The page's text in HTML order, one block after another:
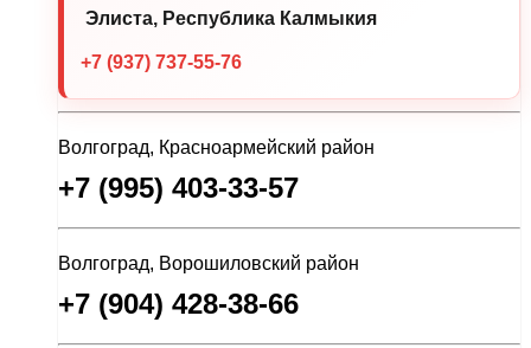
Элиста, Республика Калмыкия
+7 (937) 737-55-76
Волгоград, Красноармейский район
+7 (995) 403-33-57
Волгоград, Ворошиловский район
+7 (904) 428-38-66